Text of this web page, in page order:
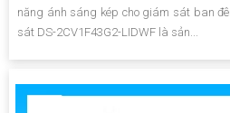
năng ánh sáng kép cho giám sát ban
sát DS-2CV1F43G2-LIDWF là sản...